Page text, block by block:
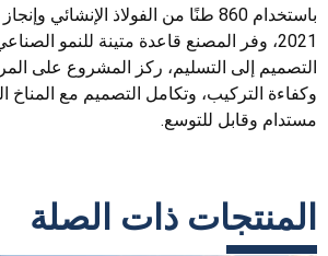
باستخدام 860 طنًا من الفولاذ
2021، وفر المصنع قاعدة متينة للنمو
التصميم إلى التسليم، ركز المشروع على
وكفاءة التركيب، وتكامل التصميم مع المناخ
مستدام وقابل للتوسع.
المنتجات ذات الصلة